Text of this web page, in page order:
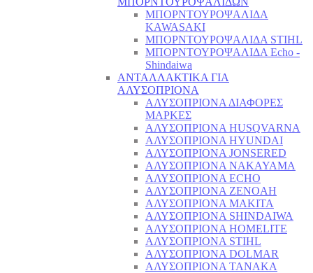
ΜΠΟΡΝΤΟΥΡΟΨΑΛΙΔΑ
KAWASAKI
ΜΠΟΡΝΤΟΥΡΟΨΑΛΙΔΑ STIHL
ΜΠΟΡΝΤΟΥΡΟΨΑΛΙΔΑ Echo -
Shindaiwa
ΑΝΤΑΛΛΑΚΤΙΚΑ ΓΙΑ
ΑΛΥΣΟΠΡΙΟΝΑ
ΑΛΥΣΟΠΡΙΟΝΑ ΔΙΑΦΟΡΕΣ
ΜΑΡΚΕΣ
ΑΛΥΣΟΠΡΙΟΝΑ HUSQVARNA
ΑΛΥΣΟΠΡΙΟΝΑ HYUNDAI
ΑΛΥΣΟΠΡΙΟΝΑ JONSERED
ΑΛΥΣΟΠΡΙΟΝΑ NAKAYAMA
ΑΛΥΣΟΠΡΙΟΝΑ ECHO
ΑΛΥΣΟΠΡΙΟΝΑ ZENOAH
ΑΛΥΣΟΠΡΙΟΝΑ MAKITA
ΑΛΥΣΟΠΡΙΟΝΑ SHINDAIWA
ΑΛΥΣΟΠΡΙΟΝΑ HOMELITE
ΑΛΥΣΟΠΡΙΟΝΑ STIHL
ΑΛΥΣΟΠΡΙΟΝΑ DOLMAR
ΑΛΥΣΟΠΡΙΟΝΑ TANAKA